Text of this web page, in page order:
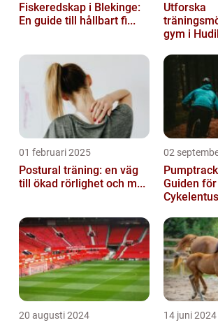
Fiskeredskap i Blekinge:
En guide till hållbart fi...
Utforska
gym i
01 februari 2025
Postural träning: en väg
till ökad rörlighet och m...
02
Guiden för
20 augusti 2024 14 juni 2024